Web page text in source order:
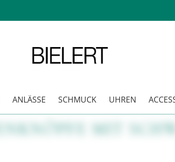
ANLÄSSE SCHMUCK UHREN
MIT